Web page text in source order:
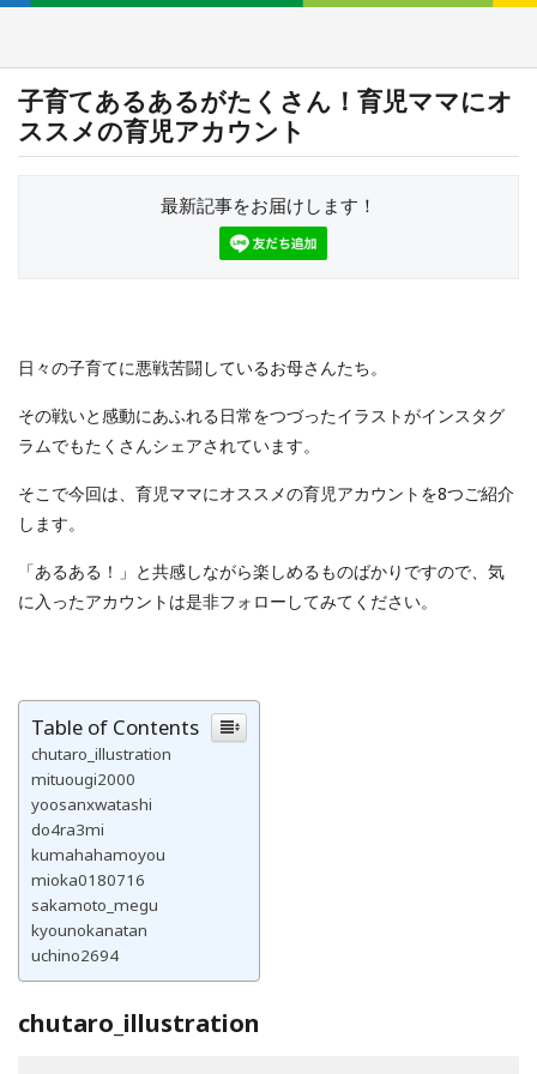
子育てあるあるがたくさん！育児ママにオ
ススメの育児アカウント
最新記事をお届けします！
日々の子育てに悪戦苦闘しているお母さんたち。
その戦いと感動にあふれる日常をつづったイラストがインスタグ
ラムでもたくさんシェアされています。
そこで今回は、育児ママにオススメの育児アカウントを8つご紹介
します。
「あるある！」と共感しながら楽しめるものばかりですので、気
に入ったアカウントは是非フォローしてみてください。
Table of Contents
chutaro_illustration
mituougi2000
yoosanxwatashi
do4ra3mi
kumahahamoyou
mioka0180716
sakamoto_megu
kyounokanatan
uchino2694
chutaro_illustration